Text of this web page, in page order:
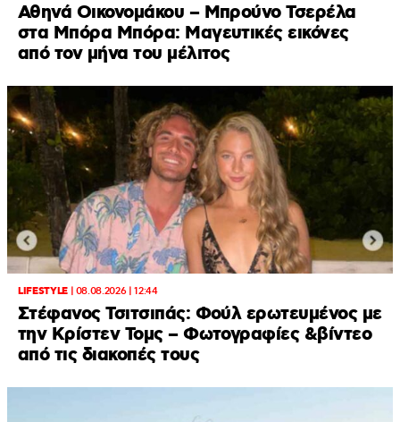
Αθηνά Οικονομάκου – Μπρούνο Τσερέλα
στα Μπόρα Μπόρα: Mαγευτικές εικόνες
από τον μήνα του μέλιτος
LIFESTYLE| 08.08.2026 | 12:44
Στέφανος Τσιτσιπάς: Φούλ ερωτευμένος με
την Κρίστεν Τομς – Φωτογραφίες &βίντεο
από τις διακοπές τους